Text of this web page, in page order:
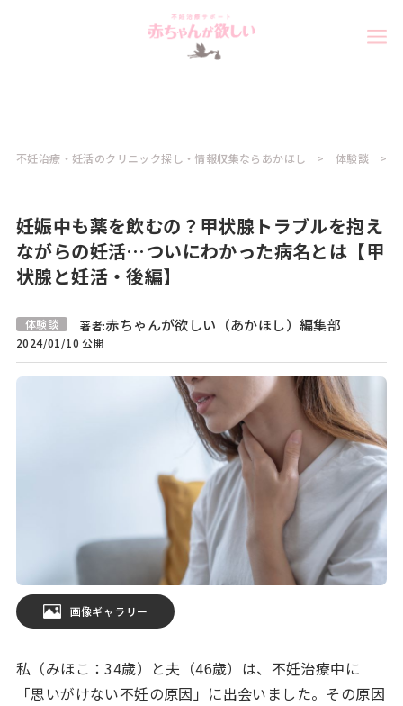
不妊治療・妊活のクリニック探し・情報収集ならあかほし 体験談
妊娠中も薬を飲むの？甲状腺トラブルを抱え
ながらの妊活…ついにわかった病名とは【甲
状腺と妊活・後編】
体験談 著者:赤ちゃんが欲しい（あかほし）編集部
2024/01/10 公開
画像ギャラリー
私（みほこ：34歳）と夫（46歳）は、不妊治療中に
「思いがけない不妊の原因」に出会いました。その原因